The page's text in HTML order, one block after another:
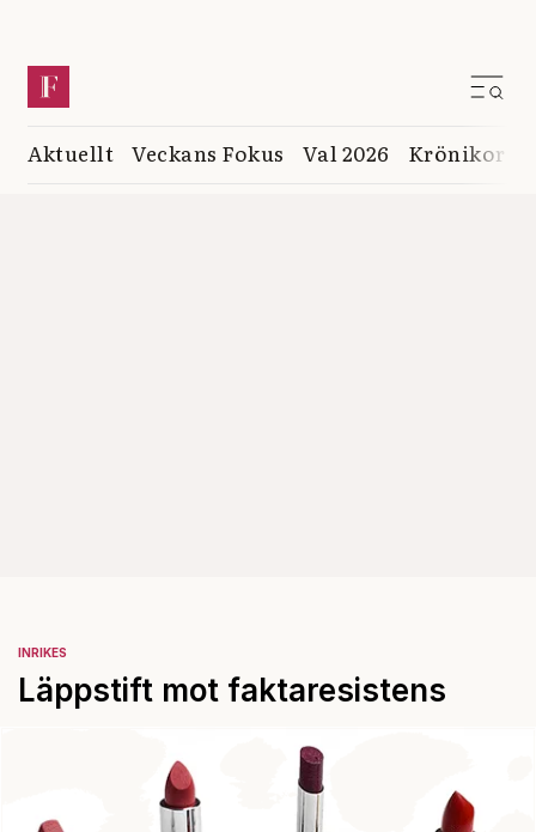
Aktuellt Veckans Fokus Val 2026 Krönikor
INRIKES
Läppstift mot faktaresistens